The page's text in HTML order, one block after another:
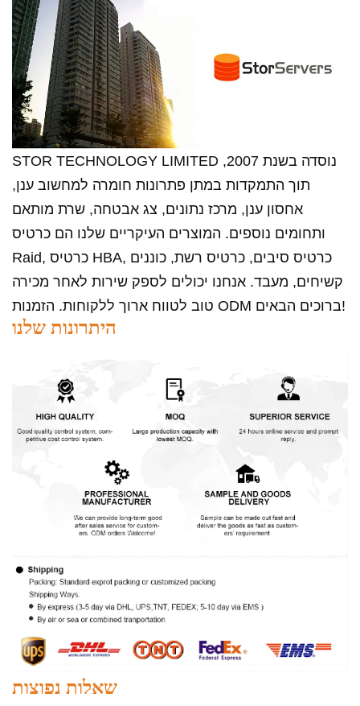
STOR TECHNOLOGY LIMITED נוסדה בשנת 2007,
תוך התמקדות במתן פתרונות חומרה למחשוב ענן,
אחסון ענן, מרכז נתונים, צג אבטחה, שרת מותאם
ותחומים נוספים. המוצרים העיקריים שלנו הם כרטיס
Raid, כרטיס HBA, כרטיס סיבים, כרטיס רשת, כוננים
קשיחים, מעבד. אנחנו יכולים לספק שירות לאחר מכירה
טוב לטווח ארוך ללקוחות. הזמנות ODM ברוכים הבאים!
היתרונות שלנו
שאלות נפוצות